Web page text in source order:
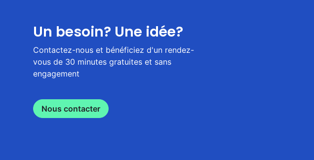
Un besoin? Une idée?
Contactez-nous et bénéficiez d'un rendez-
vous de 30 minutes gratuites et sans
engagement
Nous contacter